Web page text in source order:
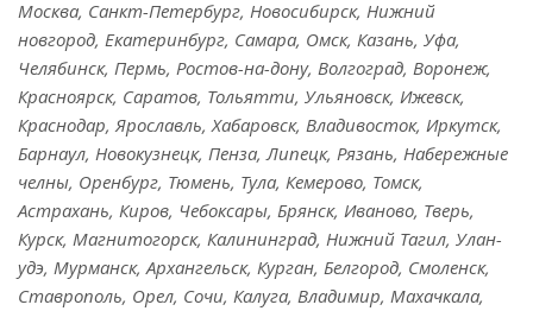
Москва, Санкт-Петербург, Новосибирск, Нижний
новгород, Екатеринбург, Самара, Омск, Казань, Уфа,
Челябинск, Пермь, Ростов-на-дону, Волгоград, Воронеж,
Красноярск, Саратов, Тольятти, Ульяновск, Ижевск,
Краснодар, Ярославль, Хабаровск, Владивосток, Иркутск,
Барнаул, Новокузнецк, Пенза, Липецк, Рязань, Набережные
челны, Оренбург, Тюмень, Тула, Кемерово, Томск,
Астрахань, Киров, Чебоксары, Брянск, Иваново, Тверь,
Курск, Магнитогорск, Калининград, Нижний Тагил, Улан-
удэ, Мурманск, Архангельск, Курган, Белгород, Смоленск,
Ставрополь, Орел, Сочи, Калуга, Владимир, Махачкала,